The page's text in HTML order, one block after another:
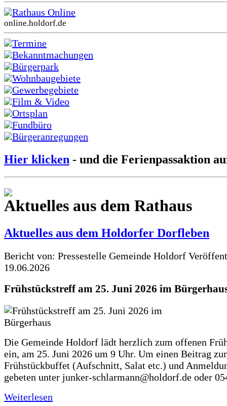
Rathaus Online
online.holdorf.de
Termine
Bekanntmachungen
Bürgerpark
Wohnbaugebiete
Gewerbegebiete
Film & Video
Ortsplan
Fundbüro
Bürgeranregungen
Hier klicken - und die Ferienpassaktion
Aktuelles aus dem Rathaus
Aktuelles aus dem Holdorfer Dorfleben
Bericht von: Pressestelle Gemeinde Holdorf
19.06.2026
Frühstückstreff am 25. Juni 2026 im
Die Gemeinde Holdorf lädt herzlich zum offenen
ein, am 25. Juni 2026 um 9 Uhr. Um einen Beitrag
Frühstückbuffet (Aufschnitt, Salat etc.) und
gebeten unter junker-schlarmann@holdorf.de oder
Weiterlesen